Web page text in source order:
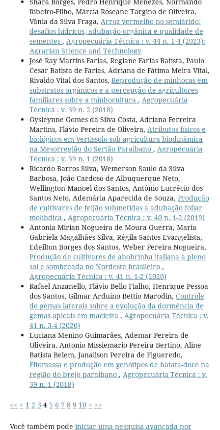
Ribeiro-Filho, Márcia Roseane Targino de Oliveira,
Vânia da Silva Fraga, Arroz vermelho no semiárido:
desafios hídricos, adubação orgânica e qualidade de
sementes , Agropecuária Técnica : v. 44 n. 1-4 (2023):
Agrarian Science and Technology
José Ray Martins Farias, Regiane Farias Batista, Paulo
Cesar Batista de Farias, Adriana de Fátima Meira Vital,
Rivaldo Vital dos Santos, Reprodução de minhocas em
substratos orgânicos e a percepção de agricultores
familiares sobre a minhocultura , Agropecuária
Técnica : v. 39 n. 2 (2018)
Gysleynne Gomes da Silva Costa, Adriana Ferreira
Martins, Flávio Pereira de Oliveira, Atributos físicos e
biológicos em Vertissolo sob agricultura biodinâmica
na Mesorregião do Sertão Paraibano , Agropecuária
Técnica : v. 39 n. 1 (2018)
Ricardo Barros Silva, Wemerson Saulo da Silva
Barbosa, João Cardoso de Albuquerque Neto,
Wellington Manoel dos Santos, Antônio Lucrécio dos
Santos Neto, Ademária Aparecida de Souza, Produção
de cultivares de feijão submetidas a adubação foliar
molíbdica , Agropecuária Técnica : v. 40 n. 1-2 (2019)
Antonia Mirian Nogueira de Moura Guerra, Maria
Gabriela Magalhães Silva, Régila Santos Evangelista,
Edeilton Borges dos Santos, Weber Pereira Nogueira,
Produção de cultivares de abobrinha italiana a pleno
sol e sombreada no Nordeste brasileiro ,
Agropecuária Técnica : v. 41 n. 1-2 (2020)
Rafael Anzanello, Flávio Bello Fialho, Henrique Pessoa
dos Santos, Gilmar Arduino Bettio Marodin, Controle
de gemas laterais sobre a evolução da dormência de
gemas apicais em macieira , Agropecuária Técnica : v.
41 n. 3-4 (2020)
Luciana Menino Guimarães, Ademar Pereira de
Oliveira, Antonio Missiemario Pereira Bertino, Aline
Batista Belem, Janailson Pereira de Figueredo,
Fitomassa e produção em genótipos de batata-doce na
região do brejo paraibano , Agropecuária Técnica : v.
39 n. 1 (2018)
<< < 1 2 3 4 5 6 7 8 9 10 > >>
Você também pode iniciar uma pesquisa avançada por